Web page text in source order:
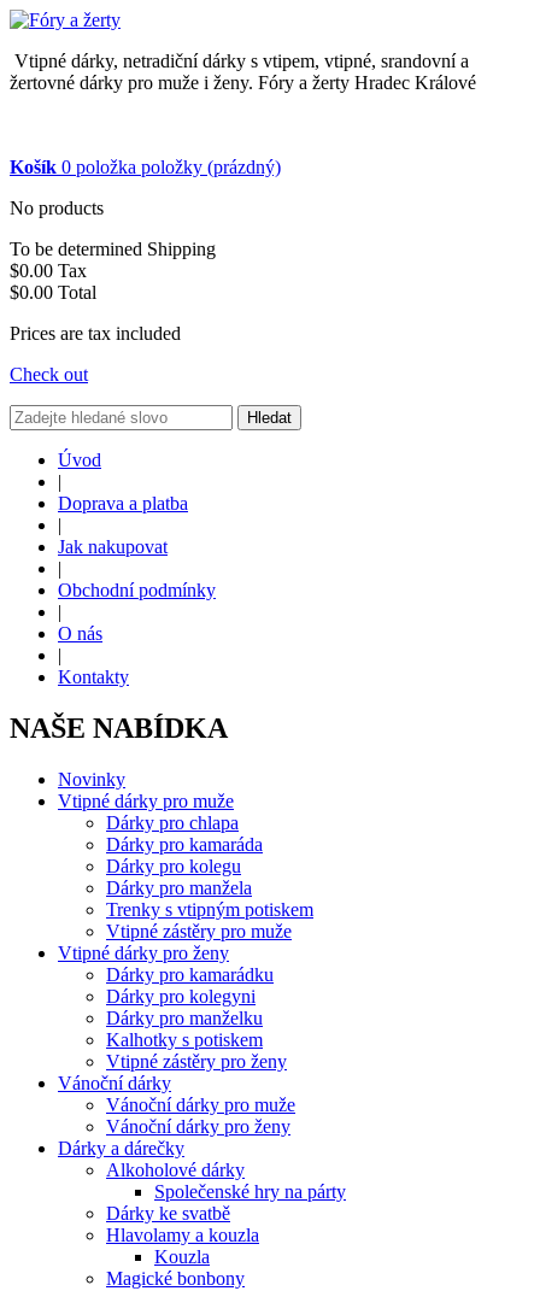
Vtipné dárky, netradiční dárky s vtipem, vtipné, srandovní a
žertovné dárky pro muže i ženy. Fóry a žerty Hradec Králové
Košík 0 položka položky (prázdný)
No products
To be determined Shipping
$0.00 Tax
$0.00 Total
Prices are tax included
Check out
Hledat
Úvod
|
Doprava a platba
|
Jak nakupovat
|
Obchodní podmínky
|
O nás
|
Kontakty
NAŠE NABÍDKA
Novinky
Vtipné dárky pro muže
Dárky pro chlapa
Dárky pro kamaráda
Dárky pro kolegu
Dárky pro manžela
Trenky s vtipným potiskem
Vtipné zástěry pro muže
Vtipné dárky pro ženy
Dárky pro kamarádku
Dárky pro kolegyni
Dárky pro manželku
Kalhotky s potiskem
Vtipné zástěry pro ženy
Vánoční dárky
Vánoční dárky pro muže
Vánoční dárky pro ženy
Dárky a dárečky
Alkoholové dárky
Společenské hry na párty
Dárky ke svatbě
Hlavolamy a kouzla
Kouzla
Magické bonbony